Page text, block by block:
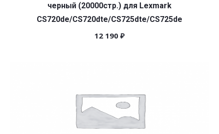
черный (20000стр.) для Lexmark
CS720de/CS720dte/CS725dte/CS725de
12 190 ₽